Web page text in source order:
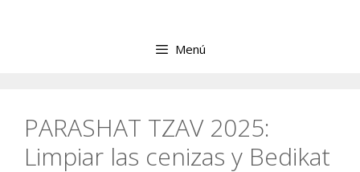
Menú
PARASHAT TZAV 2025:
Limpiar las cenizas y Bedikat